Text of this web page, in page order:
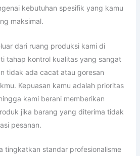
kebutuhan spesifik yang kamu
maksimal.
dari ruang produksi kami di
tahap kontrol kualitas yang sangat
tidak ada cacat atau goresan
Kepuasan kamu adalah prioritas
kami berani memberikan
jika barang yang diterima tidak
pesanan.
tingkatkan standar profesionalisme